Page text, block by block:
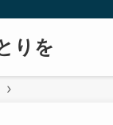
りを